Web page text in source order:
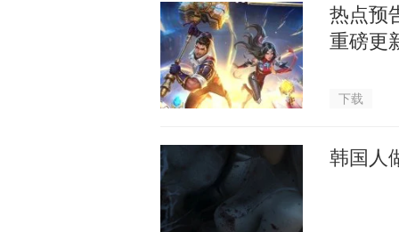
热点预
重磅更
下载
韩国人